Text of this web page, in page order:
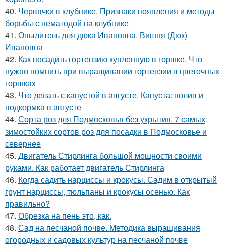
40. Червячки в клубнике. Признаки появления и методы
борьбы с нематодой на клубнике
41. Опылитель для дюка Ивановна. Вишня (Дюк)
Ивановна
42. Как посадить гортензию купленную в горшке. Что
нужно помнить при выращивании гортензии в цветочных
горшках
43. Что делать с капустой в августе. Капуста: полив и
подкормка в августе
44. Сорта роз для Подмосковья без укрытия. 7 самых
зимостойких сортов роз для посадки в Подмосковье и
севернее
45. Двигатель Стирлинга большой мощности своими
руками. Как работает двигатель Стирлинга
46. Когда садить нарциссы и крокусы. Садим в открытый
грунт нарциссы, тюльпаны и крокусы осенью. Как
правильно?
47. Обрезка на пень это, как.
48. Сад на песчаной почве. Методика выращивания
огородных и садовых культур на песчаной почве